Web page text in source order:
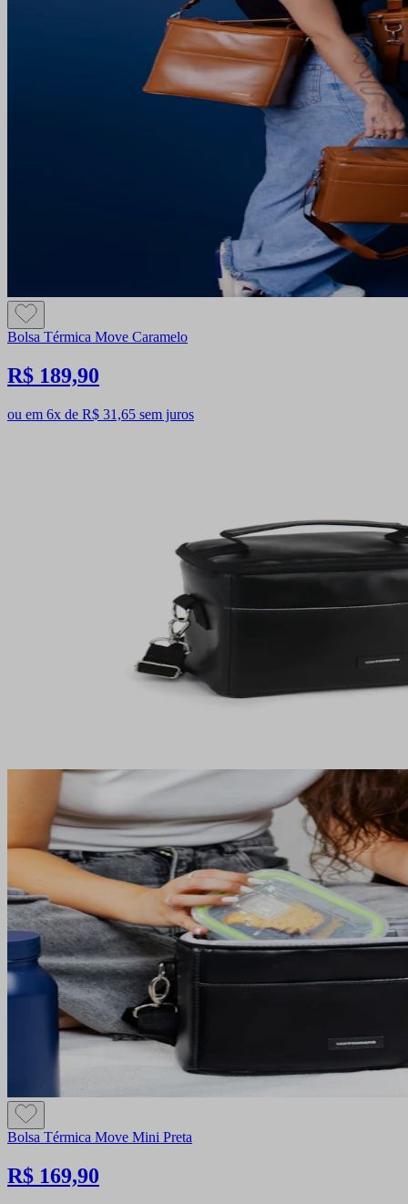
Bolsa Térmica Move Caramelo
R$ 189,90
ou em 6x de R$ 31,65 sem juros
Bolsa Térmica Move Mini Preta
R$ 169,90